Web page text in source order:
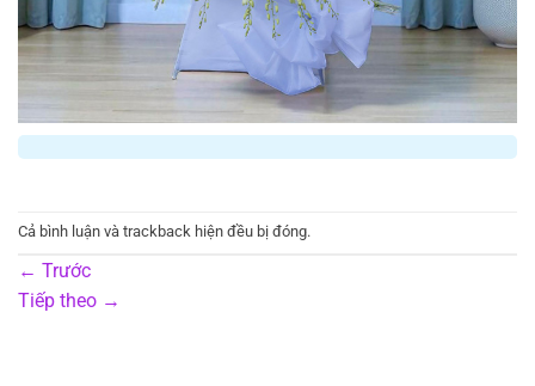
Cả bình luận và trackback hiện đều bị đóng.
← Trước
Tiếp theo →